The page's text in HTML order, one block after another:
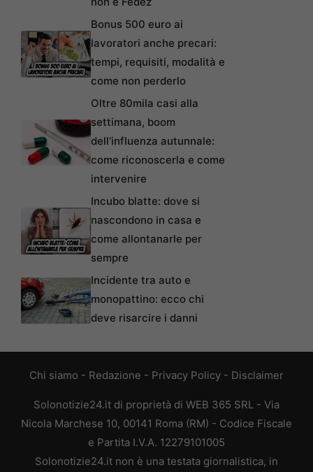
Bonus 500 euro ai
lavoratori anche precari:
tempi, requisiti, modalità e
come non perderlo
Oltre 80mila casi alla
settimana, boom
dell’influenza autunnale:
come riconoscerla e come
intervenire
Incubo blatte: dove si
nascondono in casa e
come allontanarle per
sempre
Incidente tra auto e
monopattino: ecco chi
deve risarcire i danni
Chi siamo - Redazione - Privacy Policy - Disclaimer
Solonotizie24.it di proprietà di WEB 365 SRL - Via
Nicola Marchese 10, 00141 Roma (RM) - Codice Fiscale
e Partita I.V.A. 12279101005
Solonotizie24.it non è una testata giornalistica, in